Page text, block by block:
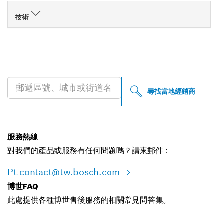
技術
尋找當地經銷商
服務熱線
對我們的產品或服務有任何問題嗎？請來郵件：
Pt.contact@tw.bosch.com
博世FAQ
此處提供各種博世售後服務的相關常見問答集。